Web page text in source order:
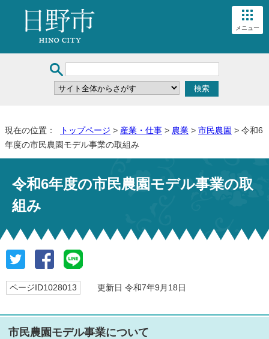
メニュー
現在の位置： トップページ > 産業・仕事 > 農業 > 市民農園 > 令和6
年度の市民農園モデル事業の取組み
令和6年度の市民農園モデル事業の取
組み
ページID1028013 更新日 令和7年9月18日
市民農園モデル事業について